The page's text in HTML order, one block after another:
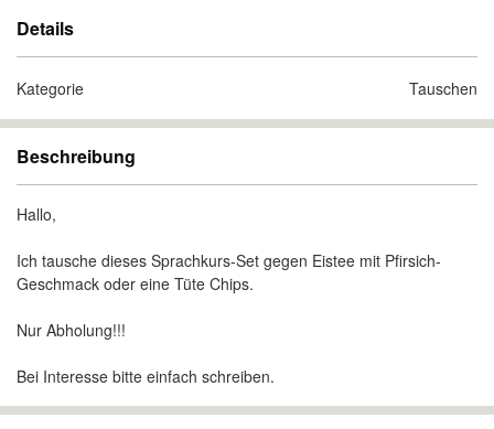
Details
Kategorie Tauschen
Beschreibung
Hallo,
Ich tausche dieses Sprachkurs-Set gegen Eistee mit Pfirsich-
Geschmack oder eine Tüte Chips.
Nur Abholung!!!
Bei Interesse bitte einfach schreiben.